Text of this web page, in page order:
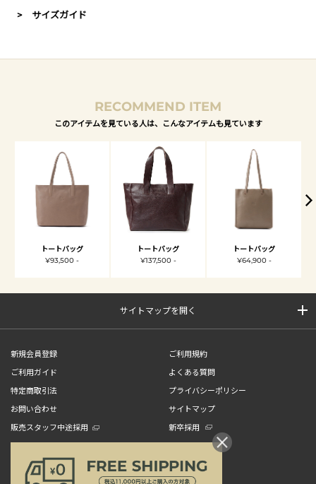
> サイズガイド
RECOMMEND ITEM
このアイテムを見ている人は、こんなアイテムも見ています
トートバッグ
¥93,500 -
トートバッグ
¥137,500 -
トートバッグ
¥64,900 -
サイトマップを開く
新規会員登録
ご利用規約
ご利用ガイド
よくある質問
特定商取引法
プライバシーポリシー
お問い合わせ
サイトマップ
販売スタッフ中途採用
新卒採用